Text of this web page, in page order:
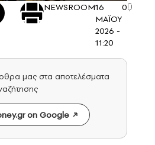
NEWSROOM16
ΜΑΪΟΥ
2026 -
11:20
0
μας στα αποτελέσματα
on Google